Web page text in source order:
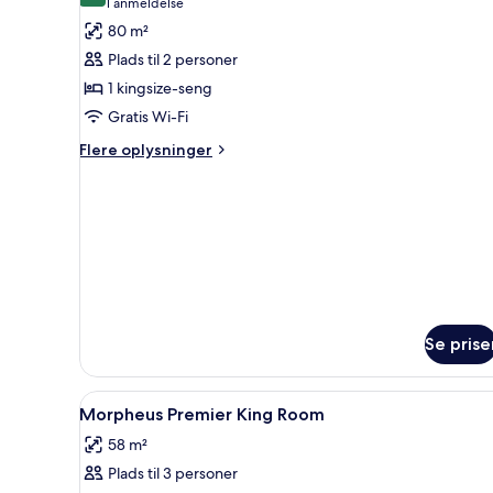
af
Executive-
suite
-
1
soveværelse
anmeldelse)
80 m²
Plads til 2 personer
1 kingsize-seng
Gratis Wi-Fi
Flere oplysninger
Flere
Se
Indlæs
alle
billeder
af
Gratis produkter i minibaren,
4
Morpheus Premier King Room
58 m²
Plads til 3 personer